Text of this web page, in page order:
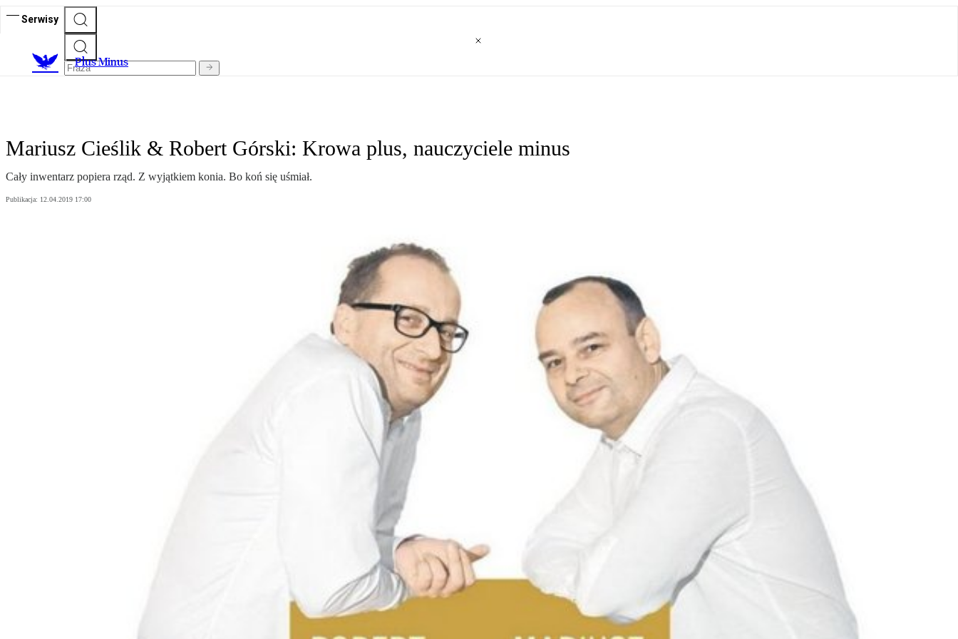
Serwisy
Plus Minus
Mariusz Cieślik & Robert Górski: Krowa plus, nauczyciele minus
Cały inwentarz popiera rząd. Z wyjątkiem konia. Bo koń się uśmiał.
Publikacja: 12.04.2019 17:00